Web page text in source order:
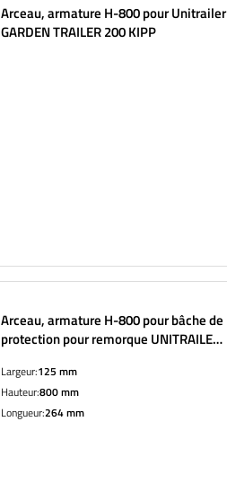
Arceau, armature H-800 pour Unitrailer
GARDEN TRAILER 200 KIPP
Arceau, armature H-800 pour bâche de
protection pour remorque UNITRAILER
PLUS 2612
Largeur:125 mm
Hauteur:800 mm
Longueur:264 mm